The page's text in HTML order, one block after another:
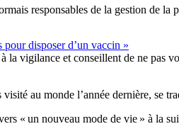
responsables de la gestion de
pour disposer d’un vaccin »
la vigilance et conseillent de ne pas
au monde l’année dernière,
« un nouveau mode de vie » à la